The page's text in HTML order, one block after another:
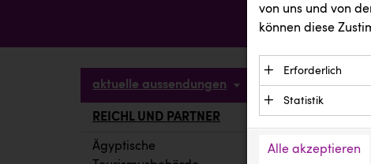
aktuelle aussendungen
REICHL UND PARTNER
Ägyptische
von uns und von
können diese
Erforderlich
Essenzielle
Funktion der
Daten und
Anbieter:
Statistik
verstehen, wie
Alle akzeptieren